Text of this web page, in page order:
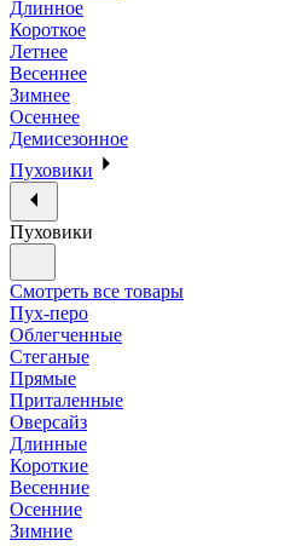
Длинное
Короткое
Летнее
Весеннее
Зимнее
Осеннее
Демисезонное
Пуховики
Пуховики
Смотреть все товары
Пух-перо
Облегченные
Стеганые
Прямые
Приталенные
Оверсайз
Длинные
Короткие
Весенние
Осенние
Зимние